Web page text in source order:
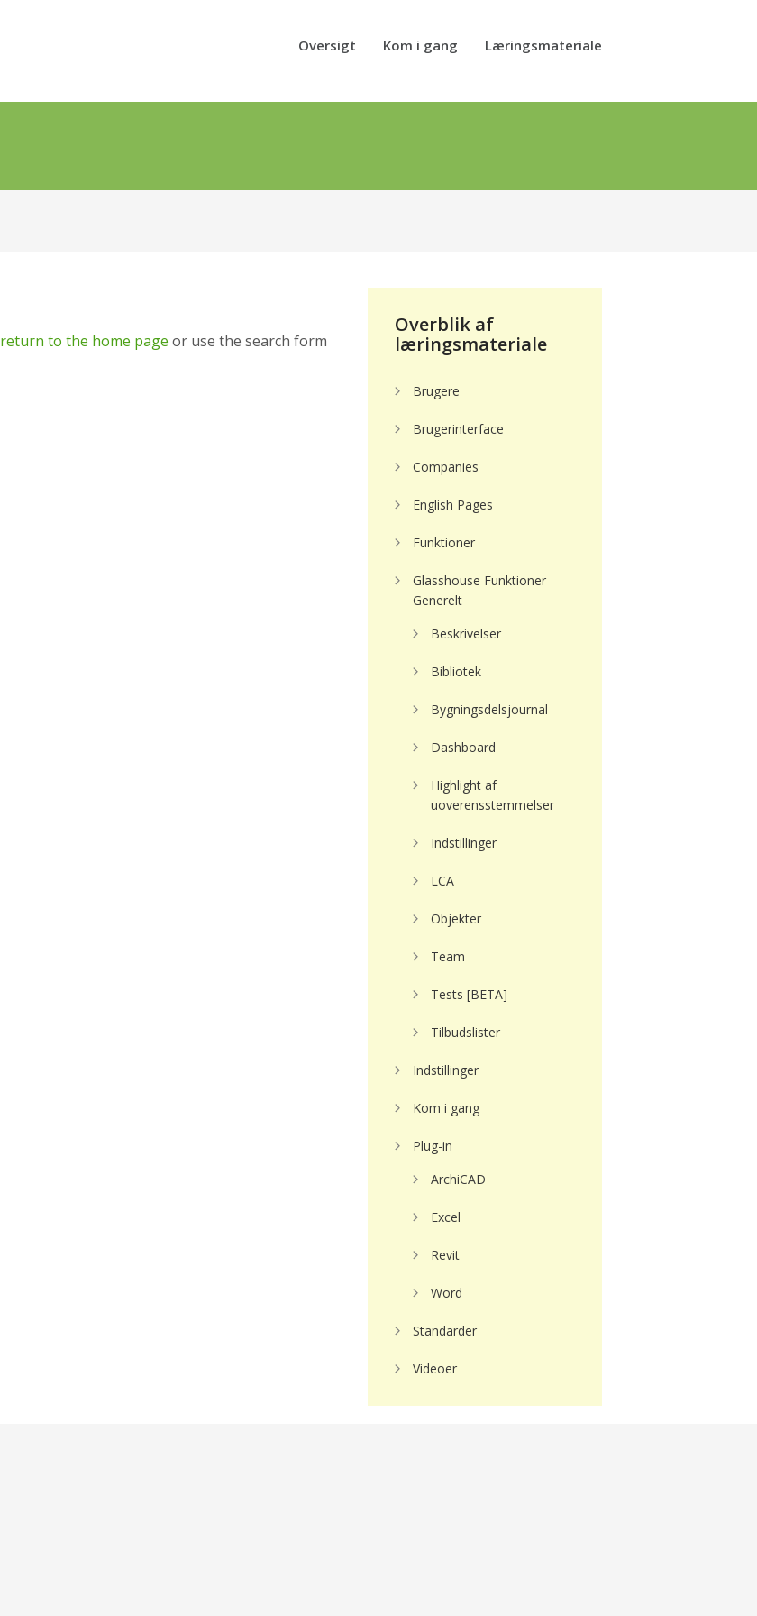
Oversigt Kom i gang Læringsmateriale
return to the home page or use the search form
Overblik af
læringsmateriale
Brugere
Brugerinterface
Companies
English Pages
Funktioner
Glasshouse Funktioner
Generelt
Beskrivelser
Bibliotek
Bygningsdelsjournal
Dashboard
Highlight af
uoverensstemmelser
Indstillinger
LCA
Objekter
Team
Tests [BETA]
Tilbudslister
Indstillinger
Kom i gang
Plug-in
ArchiCAD
Excel
Revit
Word
Standarder
Videoer